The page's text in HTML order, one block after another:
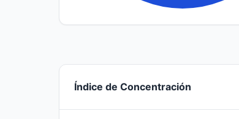
Índice de Concentración